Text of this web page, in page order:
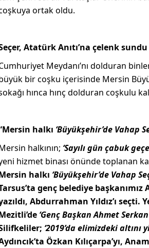
ortak oldu.
Atatürk Anıtı’na çelenk sundu
Meydanı’nı dolduran
bir coşku içerisinde Mersin
hınca hınç dolduran coşkulu
halkı ‘Büyükşehir’de Vahap
halkının; ‘Sayılı gün çabuk
hizmet binası önünde toplanan
halkı ‘Büyükşehir’de Vahap
genç belediye
Abdurrahman Yıldız’ı seçti.
‘Genç Başkan Ahmet
‘2019’da elimizdeki altını
Özkan Kılıçarpa’yı,